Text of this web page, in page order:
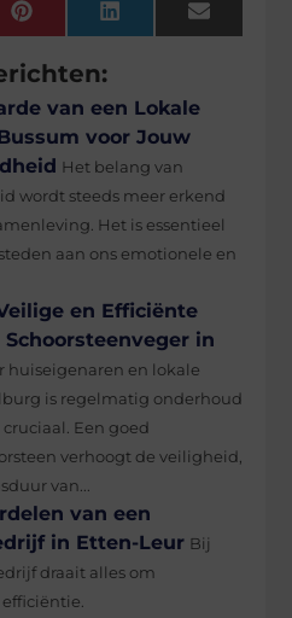
PinterestLinkedInEmail
van een Lokale
voor Jouw
Het belang van
wordt steeds meer erkend
Het is essentieel
aan ons emotionele en
en Efficiënte
in
huiseigenaren en lokale
is regelmatig onderhoud
Een goed
verhoogt de veiligheid,
van...
van een
in Etten-Leur Bij
draait alles om